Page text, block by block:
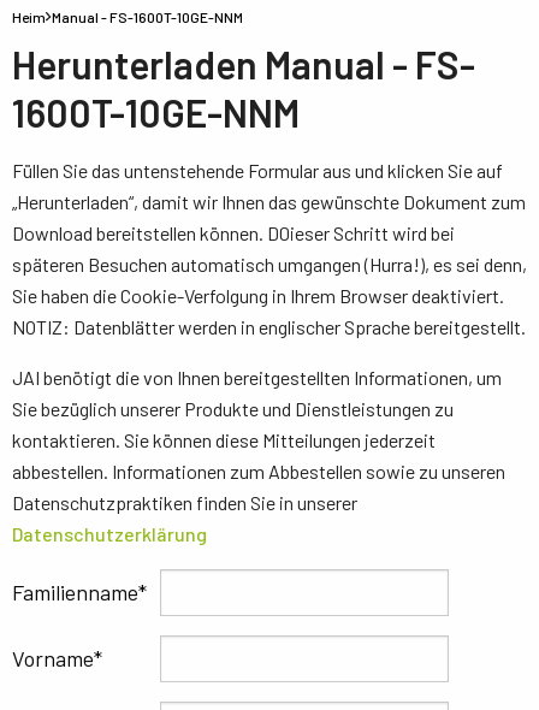
Heim Manual - FS-1600T-10GE-NNM
Herunterladen Manual - FS-
1600T-10GE-NNM
Füllen Sie das untenstehende Formular aus und klicken Sie auf
„Herunterladen“, damit wir Ihnen das gewünschte Dokument zum
Download bereitstellen können. D0ieser Schritt wird bei
späteren Besuchen automatisch umgangen (Hurra!), es sei denn,
Sie haben die Cookie-Verfolgung in Ihrem Browser deaktiviert.
NOTIZ: Datenblätter werden in englischer Sprache bereitgestellt.
JAI benötigt die von Ihnen bereitgestellten Informationen, um
Sie bezüglich unserer Produkte und Dienstleistungen zu
kontaktieren. Sie können diese Mitteilungen jederzeit
abbestellen. Informationen zum Abbestellen sowie zu unseren
Datenschutzpraktiken finden Sie in unserer
Datenschutzerklärung
Familienname
Vorname